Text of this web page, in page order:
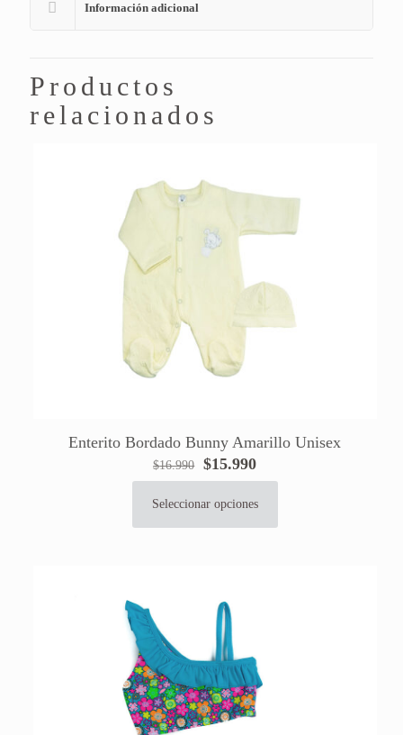
Información adicional
Productos
relacionados
Enterito Bordado Bunny Amarillo Unisex
$16.990
El
precio
original
$15.990El
precio
actual
Seleccionar opciones
producto
Las
opciones
se
pueden
elegir
en
la